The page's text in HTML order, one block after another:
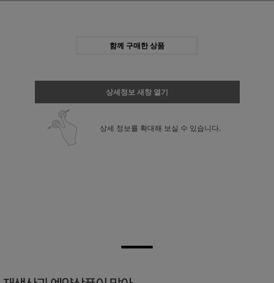
함께 구매한 상품
상세정보 새창 열기
상세 정보를 확대해 보실 수 있습니다.